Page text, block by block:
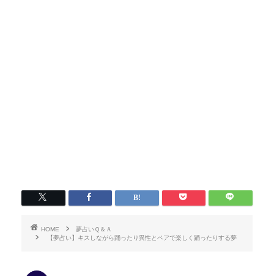
HOME
夢占いＱ＆Ａ
【夢占い】キスしながら踊ったり異性とペアで楽しく踊ったりする夢